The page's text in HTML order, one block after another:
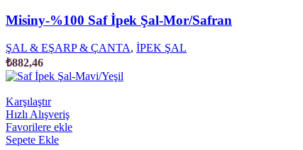
Misiny-%100 Saf İpek Şal-Mor/Safran
ŞAL & EŞARP & ÇANTA, İPEK ŞAL
₺882,46
Karşılaştır
Hızlı Alışveriş
Favorilere ekle
Sepete Ekle